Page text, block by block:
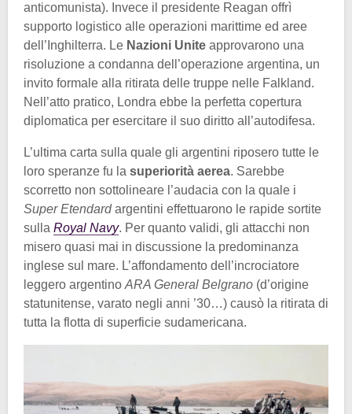
anticomunista). Invece il presidente Reagan offrì
supporto logistico alle operazioni marittime ed aree
dell’Inghilterra. Le Nazioni Unite approvarono una
risoluzione a condanna dell’operazione argentina, un
invito formale alla ritirata delle truppe nelle Falkland.
Nell’atto pratico, Londra ebbe la perfetta copertura
diplomatica per esercitare il suo diritto all’autodifesa.
L’ultima carta sulla quale gli argentini riposero tutte le
loro speranze fu la superiorità aerea. Sarebbe
scorretto non sottolineare l’audacia con la quale i
Super Etendardargentini effettuarono le rapide sortite
sulla Royal Navy. Per quanto validi, gli attacchi non
misero quasi mai in discussione la predominanza
inglese sul mare. L’affondamento dell’incrociatore
leggero argentino ARA General Belgrano (d’origine
statunitense, varato negli anni ’30…) causò la ritirata di
tutta la flotta di superficie sudamericana.